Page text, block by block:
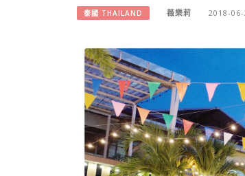
泰國 THAILAND 薇樂莉 2018-06-